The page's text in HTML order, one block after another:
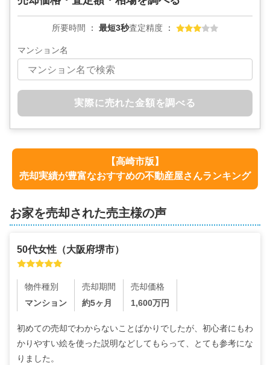
所要時間 最短3秒査定精度
マンション名
実際に売れた金額を調べる
【高崎市版】
売却実績が豊富なおすすめの不動産屋さんランキング
お家を売却された売主様の声
50代女性 （大阪府堺市）
物件種別
マンション
売却期間
約5ヶ月
売却価格
1,600万円
初めての売却でわからないことばかりでしたが、初心者にもわ
かりやすい絵を使った説明などしてもらって、とても参考にな
りました。